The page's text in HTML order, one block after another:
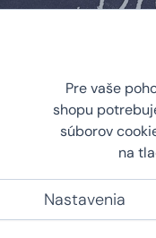
Pre vaše
shopu
súborov
na
Nastavenia